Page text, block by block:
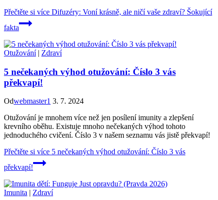
Přečtěte si více Difuzéry: Voní krásně, ale ničí vaše zdraví? Šokující
fakta
Otužování| Zdraví
5 nečekaných výhod otužování: Číslo 3 vás
překvapí!
Odwebmaster1 3. 7. 2024
Otužování je mnohem více než jen posílení imunity a zlepšení
krevního oběhu. Existuje mnoho nečekaných výhod tohoto
jednoduchého cvičení. Číslo 3 v našem seznamu vás jistě překvapí!
Přečtěte si více 5 nečekaných výhod otužování: Číslo 3 vás
překvapí!
Imunita | Zdraví